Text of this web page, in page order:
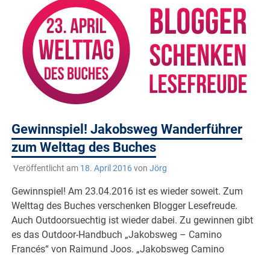
Gewinnspiel! Jakobsweg Wanderführer
zum Welttag des Buches
Veröffentlicht am 18. April 2016von Jörg
Gewinnspiel! Am 23.04.2016 ist es wieder soweit. Zum
Welttag des Buches verschenken Blogger Lesefreude.
Auch Outdoorsuechtig ist wieder dabei. Zu gewinnen gibt
es das Outdoor-Handbuch „Jakobsweg – Camino
Francés“ von Raimund Joos. „Jakobsweg Camino